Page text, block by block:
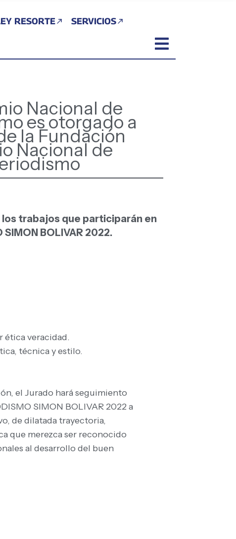
RESORTE SERVICIOS
Nacional de
es otorgado a
la Fundación
Nacional de
los trabajos que participarán en
BOLIVAR 2022.
ética veracidad.
técnica y estilo.
el Jurado hará seguimiento
SIMON BOLIVAR 2022 a
de dilatada trayectoria,
que merezca ser reconocido
al desarrollo del buen